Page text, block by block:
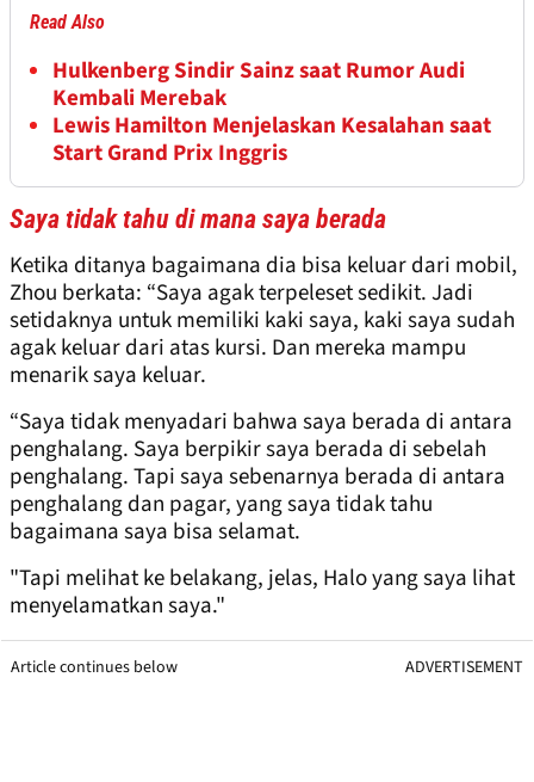
Read Also
Hulkenberg Sindir Sainz saat Rumor Audi
Kembali Merebak
Lewis Hamilton Menjelaskan Kesalahan saat
Start Grand Prix Inggris
Saya tidak tahu di mana saya berada
Ketika ditanya bagaimana dia bisa keluar dari mobil,
Zhou berkata: “Saya agak terpeleset sedikit. Jadi
setidaknya untuk memiliki kaki saya, kaki saya sudah
agak keluar dari atas kursi. Dan mereka mampu
menarik saya keluar.
“Saya tidak menyadari bahwa saya berada di antara
penghalang. Saya berpikir saya berada di sebelah
penghalang. Tapi saya sebenarnya berada di antara
penghalang dan pagar, yang saya tidak tahu
bagaimana saya bisa selamat.
"Tapi melihat ke belakang, jelas, Halo yang saya lihat
menyelamatkan saya."
Article continues below ADVERTISEMENT